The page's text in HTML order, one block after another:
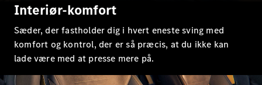
Alle
CLA
Shooting
Brake
Elektrisk
Shooting
Interiør-komfort
Sæder, der fastholder dig i hvert eneste sving med
komfort og kontrol, der er så præcis, at du ikke kan
lade være med at presse mere på.